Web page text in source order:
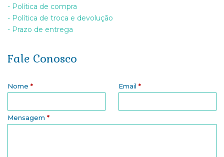
- Política de compra
- Política de troca e devolução
- Prazo de entrega
Fale Conosco
Nome * Email *
Mensagem *